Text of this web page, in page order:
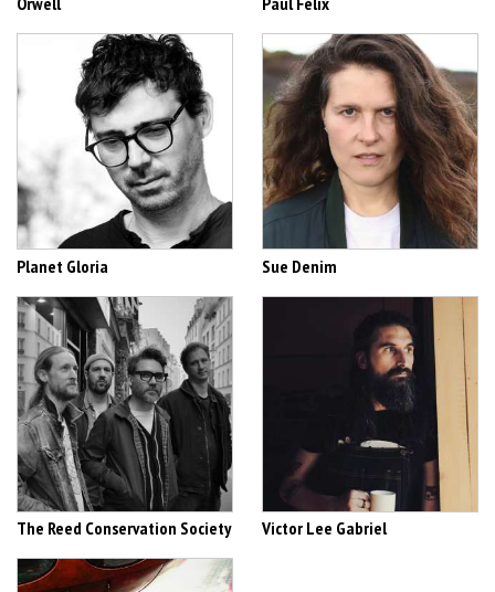
Planet Gloria Sue Denim
The Reed Conservation Society Victor Lee Gabriel